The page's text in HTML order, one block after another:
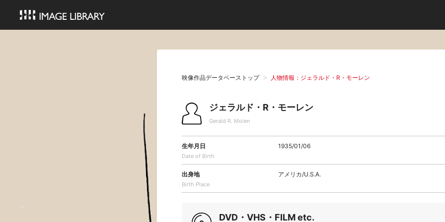
映像作品データベーストップ 人物情報：ジェラルド・R・モーレン
ジェラルド・R・モーレン
Gerald R. Molen
生年月日
Date of Birth
1935/01/06
出身地
Birth Place
アメリカ/U.S.A.
DVD・VHS・FILM etc.